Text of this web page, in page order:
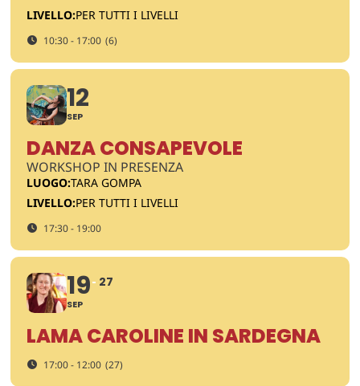
LIVELLO:PER TUTTI I LIVELLI
10:30 - 17:00 (6)
12
SEP
DANZA CONSAPEVOLE
WORKSHOP IN PRESENZA
LUOGO:TARA GOMPA
LIVELLO:PER TUTTI I LIVELLI
17:30 - 19:00
19
SEP
27
LAMA CAROLINE IN SARDEGNA
17:00 - 12:00 (27)